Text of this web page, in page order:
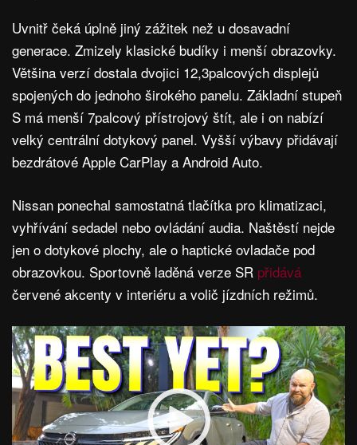
Uvnitř čeká úplně jiný zážitek než u dosavadní
generace. Zmizely klasické budíky i menší obrazovky.
Většina verzí dostala dvojici 12,3palcových displejů
spojených do jednoho širokého panelu. Základní stupeň
S má menší 7palcový přístrojový štít, ale i on nabízí
velký centrální dotykový panel. Vyšší výbavy přidávají
bezdrátové Apple CarPlay a Android Auto.
Nissan ponechal samostatná tlačítka pro klimatizaci,
vyhřívání sedadel nebo ovládání audia. Naštěstí nejde
jen o dotykové plochy, ale o haptické ovladače pod
obrazovkou. Sportovně laděná verze SR přidává
červené akcenty v interiéru a volič jízdních režimů.